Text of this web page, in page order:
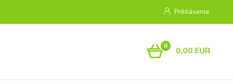
Prihlásenie
0 0,00 EUR